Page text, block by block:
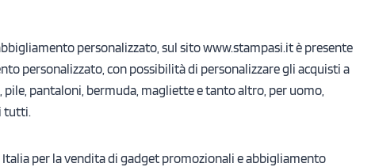
personalizzato, sul sito www.stampasi.it è presente
personalizzato, con possibilità di personalizzare gli acquisti a
pantaloni, bermuda, magliette e tanto altro, per uomo,
tutti.
per la vendita di gadget promozionali e abbigliamento